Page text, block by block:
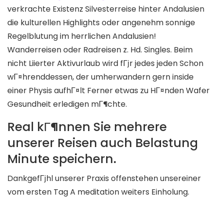
verkrachte Existenz Silvesterreise hinter Andalusien
die kulturellen Highlights oder angenehm sonnige
Regelblutung im herrlichen Andalusien!
Wanderreisen oder Radreisen z. Hd. Singles. Beim
nicht Liierter Aktivurlaub wird fГјr jedes jeden Schon
wГ¤hrenddessen, der umherwandern gern inside
einer Physis aufhГ¤lt Ferner etwas zu HГ¤nden Wafer
Gesundheit erledigen mГ¶chte.
Real kГ¶nnen Sie mehrere
unserer Reisen auch Belastung
Minute speichern.
DankgefГјhl unserer Praxis offenstehen unsereiner
vom ersten Tag A meditation weiters Einholung.